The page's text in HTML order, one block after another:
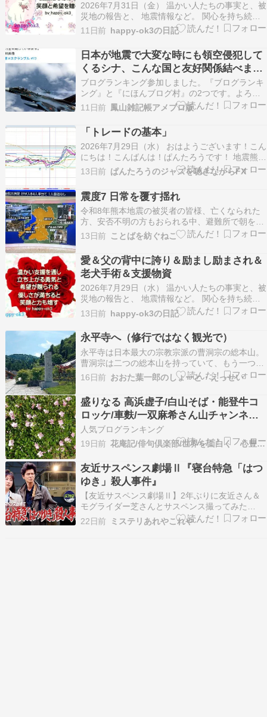
2026年7月31日（金） 温かい人たちの事実と、被
災地の報告と、 地震情報など。 関心を持ち続
け、支援をと願います。 このブログでは、お金は
発生しません。 「親切は、生きる力を贈る。」
happy-ok3の、日記の記事は 支援などの報告の下
に。 多くの方に被災地に思いを寄せて頂…
11日前 happy-ok3の日記
日本が地震で大変な時にも領空侵犯して
くるシナ、こんな国と友好関係結べます
か？
ブログランキング参加しました。『ブログランキ
ング』と『にほんブログ村』の2つです。よろし
ければクリックお願いします。歴史ランキングに
ほんブログ村いつも応援ありがとうございます。
シナとロシア、世界的なならず者国家は日本で大
災害が起こった時、その防衛体制を試すため領空
侵犯してきま…
11日前 鳳山雑記帳アメブロ版
「トレードの基本」
2026年7月29日（水） おはようございます！こん
にちは！こんばんは！ぱんたろうです！ 地震熊本
県を中心に大規模な地震がありました。暫くは余
震が続くと思います。周辺各所の皆様。くれぐれ
も用心して下さいm(__)m能登地震経験者として
は心が痛みます。。。頑張って下さい。 昨日の…
13日前 ぱんたろうのジャズを聴きながらFX
震度7 日常を覆す揺れ
令和8年熊本地震の被災者の皆様、亡くなられた
方、安否不明の方もおられる中、避難所で朝を迎
えた方々も、ご自宅や車内で夜を明かした方々
も、暑さだけが変わらず残り、どんなにかと拝察
いたします。ただ祈っております。震度7。地震
が多い日本でも、衝撃が走る映像に次々と息を呑
むのは、震度7を…
13日前 ことばを紡ぐねこ
愛＆父の背中に誇り＆励まし励まされ＆
老犬手術＆支援物資
2026年7月29日（水） 温かい人たちの事実と、被
災地の報告と、 地震情報など。 関心を持ち続
け、支援をと願います。 このブログでは、お金は
発生しません。 「愛は、勇気と希望を贈る。」
happy-ok3の、日記の記事は 支援などの報告の下
に。 多くの方に被災地に思いを寄せて頂…
13日前 happy-ok3の日記
永平寺へ（修行ではなく観光で）
永平寺は日本最大の宗教宗派の曹洞宗の総本山。
曹洞宗は二つの総本山を持っていて、もう一つは
鶴見にある総持寺。総持寺は、元は能登半島の輪
島にあったが、明治時代の大火により焼失後、明
治時代に鶴見に移転した。能登には再建後は総持
寺祖院となったが、2007年の地震、2024年の地
震により大…
16日前 おおた葉一郎のしょーと・えっせい
盛りなる 高浜虚子/白山そば・能登牛コ
ロッケ/車麩/一双麻希さん山チャンネル/
山田五郎さん訃報
人気ブログランキング
19日前
花庵記/俳句倶楽部/世界を面白く 心豊かに 居心地よく
友近サスペンス劇場Ⅱ『寝台特急「はつ
ゆき」殺人事件』
【友近サスペンス劇場Ⅱ】2年ぶりに友近さん＆
モグライダー芝さんとサスペンス撮ってみた
https://youtu.be/KOm9NKvWLHI?si=-
IaZkxE0D5j3dXSH点数 3.0 ★★★☆☆ 【内容紹
22日前 ミステリあれやこれや